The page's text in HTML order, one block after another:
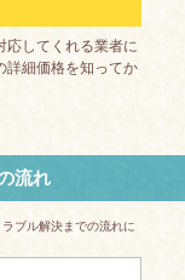
応してくれる業者に
詳細価格を知ってか
流れ
ブル解決までの流れに